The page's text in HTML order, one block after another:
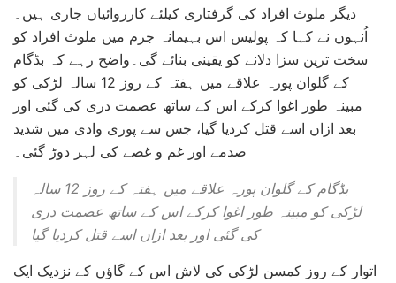
دیگر ملوث افراد کی گرفتاری کیلئے کارروائیاں جاری ہیں۔
اُنہوں نے کہا کہ پولیس اس بہیمانہ جرم میں ملوث افراد کو
سخت ترین سزا دلانے کو یقینی بنائے گی۔واضح رہے کہ بڈگام
کے گلوان پورہ علاقے میں ہفتہ کے روز 12 سالہ لڑکی کو
مبینہ طور اغوا کرکے اس کے ساتھ عصمت دری کی گئی اور
بعد ازاں اسے قتل کردیا گیا، جس سے پوری وادی میں شدید
صدمے اور غم و غصے کی لہر دوڑ گئی۔
بڈگام کے گلوان پورہ علاقے میں ہفتہ کے روز 12 سالہ
لڑکی کو مبینہ طور اغوا کرکے اس کے ساتھ عصمت دری
کی گئی اور بعد ازاں اسے قتل کردیا گیا
اتوار کے روز کمسن لڑکی کی لاش اس کے گاؤں کے نزدیک ایک